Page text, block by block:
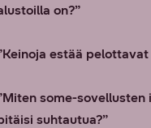
on?”
estää pelottavat
some-sovellusten
suhtautua?”